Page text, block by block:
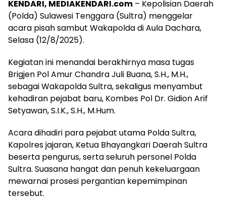
KENDARI, MEDIAKENDARI.com – Kepolisian Daerah
(Polda) Sulawesi Tenggara (Sultra) menggelar
acara pisah sambut Wakapolda di Aula Dachara,
Selasa (12/8/2025).
Kegiatan ini menandai berakhirnya masa tugas
Brigjen Pol Amur Chandra Juli Buana, S.H., M.H.,
sebagai Wakapolda Sultra, sekaligus menyambut
kehadiran pejabat baru, Kombes Pol Dr. Gidion Arif
Setyawan, S.I.K., S.H., M.Hum.
Acara dihadiri para pejabat utama Polda Sultra,
Kapolres jajaran, Ketua Bhayangkari Daerah Sultra
beserta pengurus, serta seluruh personel Polda
Sultra. Suasana hangat dan penuh kekeluargaan
mewarnai prosesi pergantian kepemimpinan
tersebut.